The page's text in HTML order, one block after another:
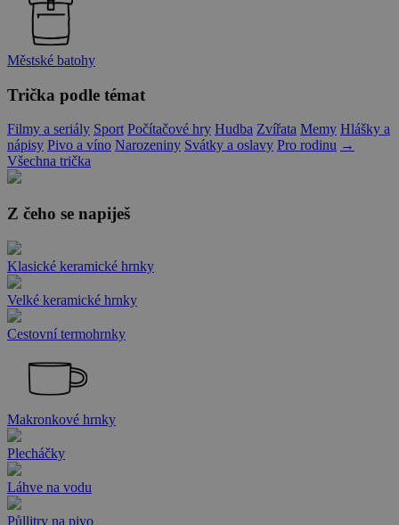
Městské batohy
Trička podle témat
Filmy a seriály Sport Počítačové hry Hudba Zvířata Memy Hlášky a
nápisy Pivo a víno Narozeniny Svátky a oslavy Pro rodinu →
Všechna trička
Z čeho se napiješ
Klasické keramické hrnky
Velké keramické hrnky
Cestovní termohrnky
Makronkové hrnky
Plecháčky
Láhve na vodu
Půllitry na pivo